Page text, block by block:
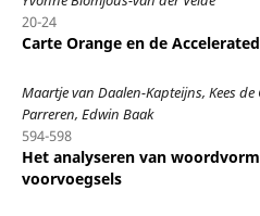
20-24
Carte Orange en de
Maartje van Daalen-Kapteijns, Kees
Parreren, Edwin Baak
594-598
Het analyseren van
voorvoegsels